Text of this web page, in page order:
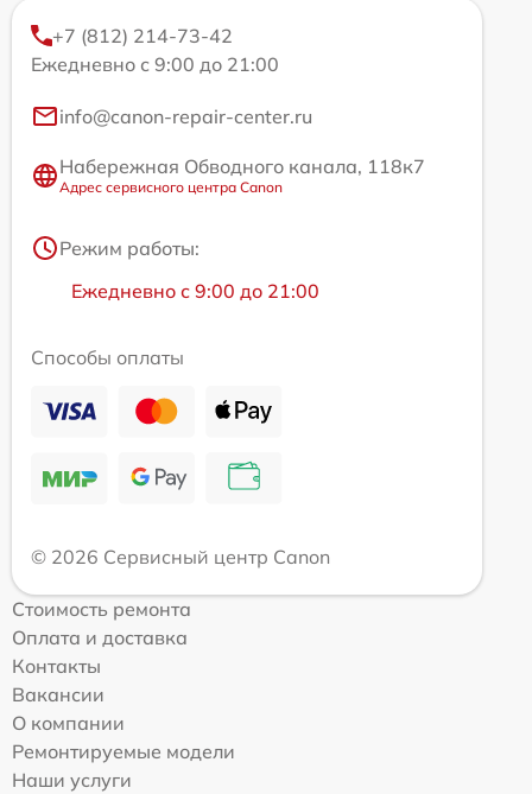
+7 (812) 214-73-42
Ежедневно с 9:00 до 21:00
info@canon-repair-center.ru
Набережная Обводного канала, 118к7
Адрес сервисного центра Canon
Режим работы:
Ежедневно с 9:00 до 21:00
Способы оплаты
© 2026 Сервисный центр Canon
Стоимость ремонта
Оплата и доставка
Контакты
Вакансии
О компании
Ремонтируемые модели
Наши услуги